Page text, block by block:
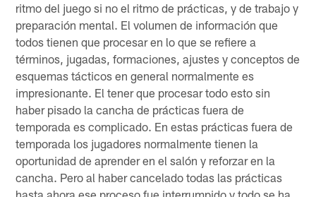
ritmo del juego si no el ritmo de prácticas, y de trabajo y
preparación mental. El volumen de información que
todos tienen que procesar en lo que se refiere a
términos, jugadas, formaciones, ajustes y conceptos de
esquemas tácticos en general normalmente es
impresionante. El tener que procesar todo esto sin
haber pisado la cancha de prácticas fuera de
temporada es complicado. En estas prácticas fuera de
temporada los jugadores normalmente tienen la
oportunidad de aprender en el salón y reforzar en la
cancha. Pero al haber cancelado todas las prácticas